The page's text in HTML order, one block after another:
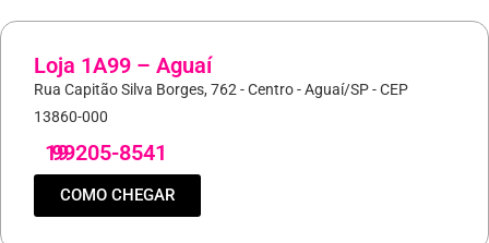
Loja 1A99 – Aguaí
Rua Capitão Silva Borges, 762 - Centro - Aguaí/SP - CEP
13860-000
19
99205-8541
COMO CHEGAR